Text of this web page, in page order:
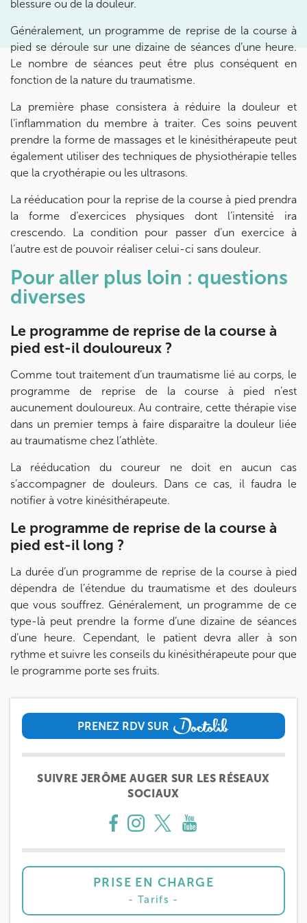
PRENEZ RDV SUR
PRENEZ RDV SUR
SUIVRE JERÔME AUGER SUR LES RÉSEAUX
SOCIAUX
PRISE EN CHARGE
Tarifs
blessure ou de la douleur.
Généralement, un programme de reprise de la course à
pied se déroule sur une dizaine de séances d’une heure.
Le nombre de séances peut être plus conséquent en
fonction de la nature du traumatisme.
La première phase consistera à réduire la douleur et
l’inflammation du membre à traiter. Ces soins peuvent
prendre la forme de massages et le kinésithérapeute peut
également utiliser des techniques de physiothérapie telles
que la cryothérapie ou les ultrasons.
La rééducation pour la reprise de la course à pied prendra
la forme d’exercices physiques dont l’intensité ira
crescendo. La condition pour passer d’un exercice à
l’autre est de pouvoir réaliser celui-ci sans douleur.
Pour aller plus loin : questions
diverses
Le programme de reprise de la course à
pied est-il douloureux ?
Comme tout traitement d’un traumatisme lié au corps, le
programme de reprise de la course à pied n’est
aucunement douloureux. Au contraire, cette thérapie vise
dans un premier temps à faire disparaitre la douleur liée
au traumatisme chez l’athlète.
La rééducation du coureur ne doit en aucun cas
s’accompagner de douleurs. Dans ce cas, il faudra le
notifier à votre kinésithérapeute.
Le programme de reprise de la course à
pied est-il long ?
La durée d’un programme de reprise de la course à pied
dépendra de l’étendue du traumatisme et des douleurs
que vous souffrez. Généralement, un programme de ce
type-là peut prendre la forme d’une dizaine de séances
d’une heure. Cependant, le patient devra aller à son
rythme et suivre les conseils du kinésithérapeute pour que
le programme porte ses fruits.
Prenez RDV sur
KOSS PARIS 8
74 Bd Haussmann 75008 Paris
74 Bd Haussmann 75008 Paris
01 44 71 93 74
Prenez RDV sur
Prenez RDV sur
IK MORANGIS
85 Av. de Balzac 91420 Morangis
85 Av. de Balzac 91420 Morangis
01 64 48 35 84
Prenez RDV sur
8 Rue de Paris 92190 Meudon
8 Rue de Paris 92190 Meudon
01 40 95 01 09
Prenez RDV sur